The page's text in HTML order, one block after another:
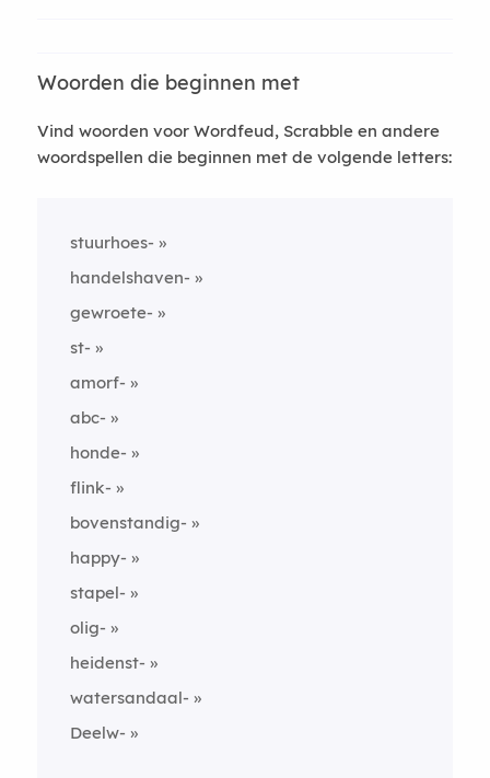
Woorden die beginnen met
Vind woorden voor Wordfeud, Scrabble en andere
woordspellen die beginnen met de volgende letters:
stuurhoes-
handelshaven-
gewroete-
st-
amorf-
abc-
honde-
flink-
bovenstandig-
happy-
stapel-
olig-
heidenst-
watersandaal-
Deelw-